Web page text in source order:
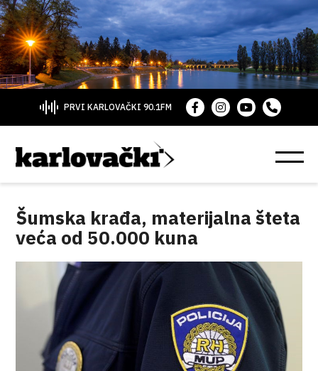
PRVI KARLOVAČKI 90.1FM
Šumska krađa, materijalna šteta
veća od 50.000 kuna